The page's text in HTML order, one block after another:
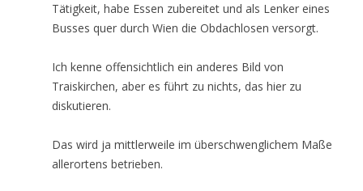
Tätigkeit, habe Essen zubereitet und als Lenker eines
Busses quer durch Wien die Obdachlosen versorgt.
Ich kenne offensichtlich ein anderes Bild von
Traiskirchen, aber es führt zu nichts, das hier zu
diskutieren.
Das wird ja mittlerweile im überschwenglichem Maße
allerortens betrieben.